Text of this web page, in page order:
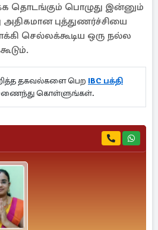
தொடங்கும் பொழுது இன்னும்
புத்துணர்ச்சியை
செல்லக்கூடிய ஒரு நல்ல
தகவல்களை பெற IBC பக்தி
கொள்ளுங்கள்.